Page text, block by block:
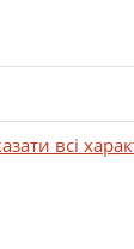
всі